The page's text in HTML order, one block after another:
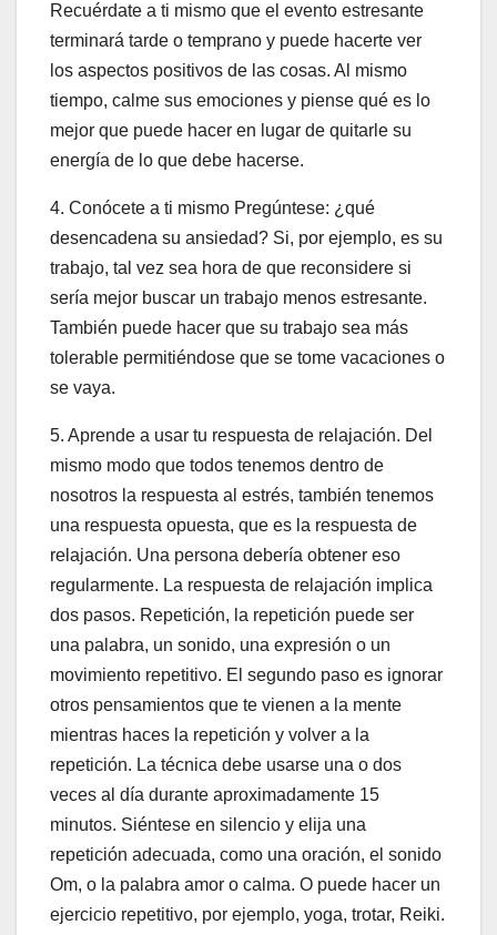
Recuérdate a ti mismo que el evento estresante
terminará tarde o temprano y puede hacerte ver
los aspectos positivos de las cosas. Al mismo
tiempo, calme sus emociones y piense qué es lo
mejor que puede hacer en lugar de quitarle su
energía de lo que debe hacerse.
4. Conócete a ti mismo Pregúntese: ¿qué
desencadena su ansiedad? Si, por ejemplo, es su
trabajo, tal vez sea hora de que reconsidere si
sería mejor buscar un trabajo menos estresante.
También puede hacer que su trabajo sea más
tolerable permitiéndose que se tome vacaciones o
se vaya.
5. Aprende a usar tu respuesta de relajación. Del
mismo modo que todos tenemos dentro de
nosotros la respuesta al estrés, también tenemos
una respuesta opuesta, que es la respuesta de
relajación. Una persona debería obtener eso
regularmente. La respuesta de relajación implica
dos pasos. Repetición, la repetición puede ser
una palabra, un sonido, una expresión o un
movimiento repetitivo. El segundo paso es ignorar
otros pensamientos que te vienen a la mente
mientras haces la repetición y volver a la
repetición. La técnica debe usarse una o dos
veces al día durante aproximadamente 15
minutos. Siéntese en silencio y elija una
repetición adecuada, como una oración, el sonido
Om, o la palabra amor o calma. O puede hacer un
ejercicio repetitivo, por ejemplo, yoga, trotar, Reiki.